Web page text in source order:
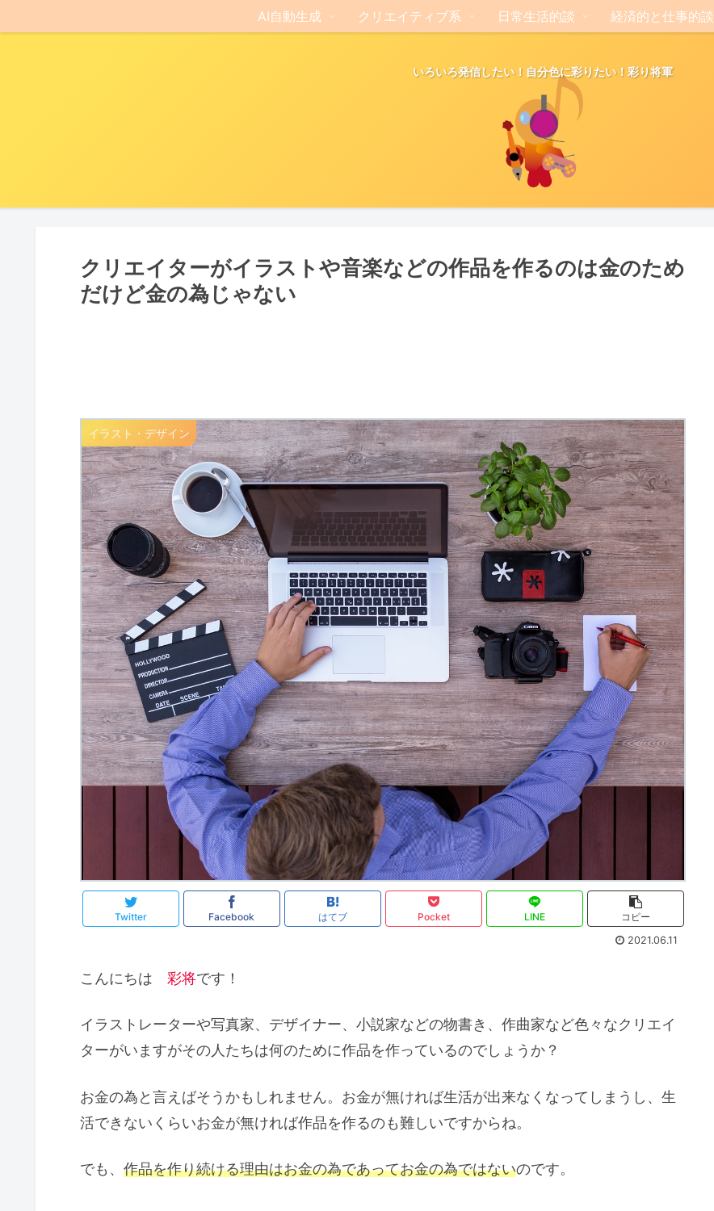
いろいろ発信したい！自分色に彩りたい！彩り将軍
AI自動生成 クリエイティブ系 日常生活的談 経済的と仕事的談
クリエイターがイラストや音楽などの作品を作るのは金のため
だけど金の為じゃない
イラスト・デザイン
Twitter Facebook はてブ Pocket LINE
コピー
2021.06.11
こんにちは 彩将です！
イラストレーターや写真家、デザイナー、小説家などの物書き、作曲家など色々なクリエイ
ターがいますがその人たちは何のために作品を作っているのでしょうか？
お金の為と言えばそうかもしれません。お金が無ければ生活が出来なくなってしまうし、生
活できないくらいお金が無ければ作品を作るのも難しいですからね。
でも、 作品を作り続ける理由はお金の為であってお金の為ではないのです。